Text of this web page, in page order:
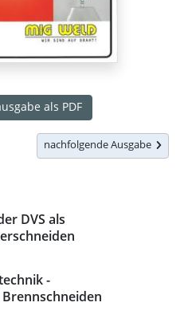
als PDF
nachfolgende Ausgabe
DVS als
-